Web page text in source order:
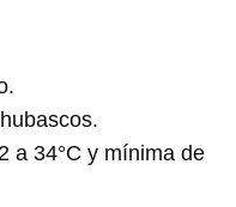
a 34°C y mínima de